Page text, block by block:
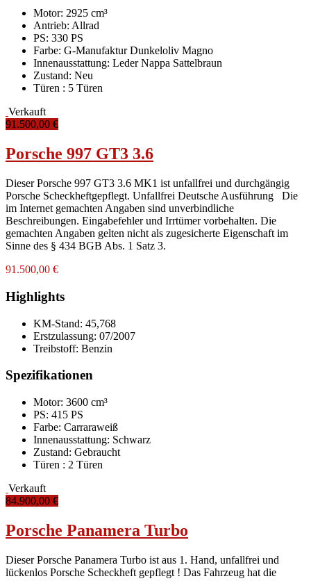
Motor: 2925 cm³
Antrieb: Allrad
PS: 330 PS
Farbe: G-Manufaktur Dunkeloliv Magno
Innenausstattung: Leder Nappa Sattelbraun
Zustand: Neu
Türen : 5 Türen
Verkauft
91.500,00 €
Porsche 997 GT3 3.6
Dieser Porsche 997 GT3 3.6 MK1 ist unfallfrei und durchgängig
Porsche Scheckheftgepflegt. Unfallfrei Deutsche Ausführung Die
im Internet gemachten Angaben sind unverbindliche
Beschreibungen. Eingabefehler und Irrtümer vorbehalten. Die
gemachten Angaben gelten nicht als zugesicherte Eigenschaft im
Sinne des § 434 BGB Abs. 1 Satz 3.
91.500,00 €
Highlights
KM-Stand: 45,768
Erstzulassung: 07/2007
Treibstoff: Benzin
Spezifikationen
Motor: 3600 cm³
PS: 415 PS
Farbe: Carraraweiß
Innenausstattung: Schwarz
Zustand: Gebraucht
Türen : 2 Türen
Verkauft
84.900,00 €
Porsche Panamera Turbo
Dieser Porsche Panamera Turbo ist aus 1. Hand, unfallfrei und
lückenlos Porsche Scheckheft gepflegt ! Das Fahrzeug hat die